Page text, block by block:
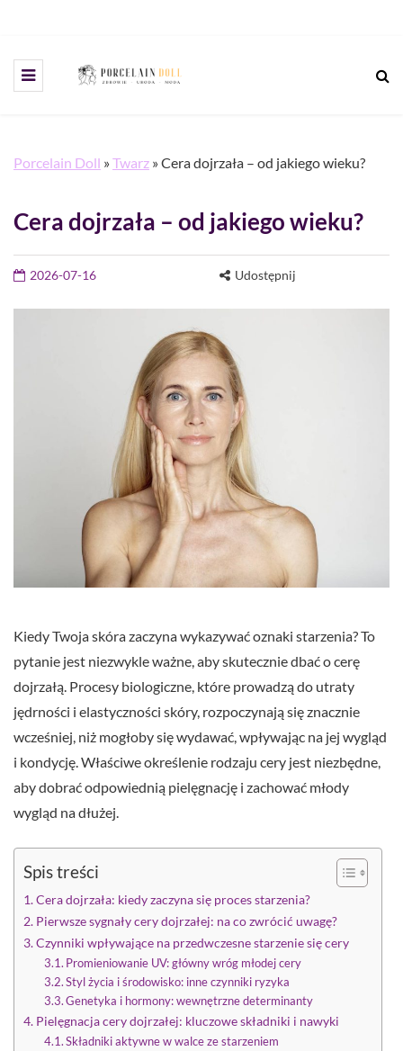
Porcelain Doll »Twarz »Cera dojrzała – od jakiego wieku?
Cera dojrzała – od jakiego wieku?
2026-07-16 Udostępnij
Kiedy Twoja skóra zaczyna wykazywać oznaki starzenia? To
pytanie jest niezwykle ważne, aby skutecznie dbać o cerę
dojrzałą. Procesy biologiczne, które prowadzą do utraty
jędrności i elastyczności skóry, rozpoczynają się znacznie
wcześniej, niż mogłoby się wydawać, wpływając na jej wygląd
i kondycję. Właściwe określenie rodzaju cery jest niezbędne,
aby dobrać odpowiednią pielęgnację i zachować młody
wygląd na dłużej.
Spis treści
Cera dojrzała: kiedy zaczyna się proces starzenia?
Pierwsze sygnały cery dojrzałej: na co zwrócić uwagę?
Czynniki wpływające na przedwczesne starzenie się cery
Promieniowanie UV: główny wróg młodej cery
Styl życia i środowisko: inne czynniki ryzyka
Genetyka i hormony: wewnętrzne determinanty
Pielęgnacja cery dojrzałej: kluczowe składniki i nawyki
Składniki aktywne w walce ze starzeniem